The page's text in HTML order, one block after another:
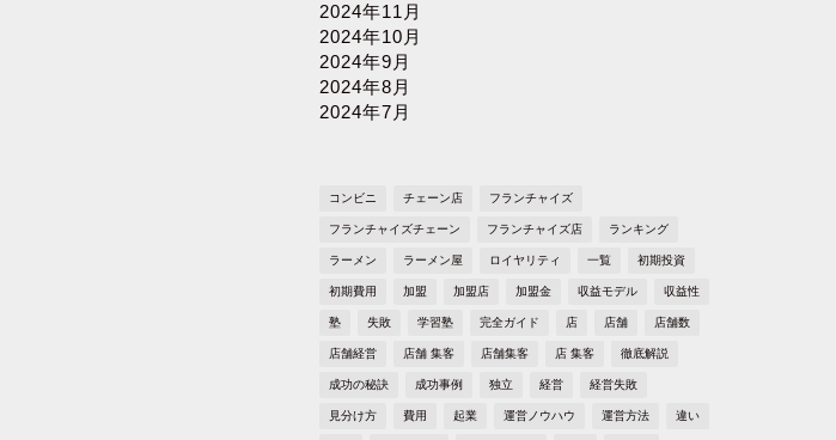
2024年11月
2024年10月
2024年9月
2024年8月
2024年7月
コンビニ チェーン店 フランチャイズ
フランチャイズチェーン フランチャイズ店 ランキング
ラーメン ラーメン屋 ロイヤリティ 一覧 初期投資
初期費用 加盟 加盟店 加盟金 収益モデル 収益性
塾 失敗 学習塾 完全ガイド 店 店舗 店舗数
店舗経営 店舗 集客 店舗集客 店 集客 徹底解説
成功の秘訣 成功事例 独立 経営 経営失敗
見分け方 費用 起業 運営ノウハウ 運営方法 違い